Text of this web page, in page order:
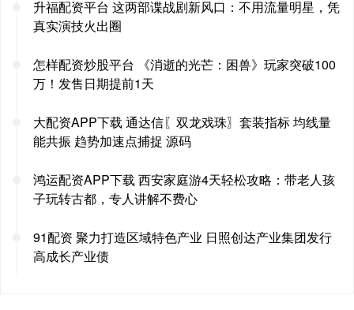
升福配资平台 这两部谍战剧新风口：不用流量明星，凭
真实演技火出圈
怎样配资炒股平台 《消逝的光芒：困兽》玩家突破100
万！发售日期提前1天
大配资APP下载 通达信〖双龙戏珠〗套装指标 均线量
能共振 趋势加速点捕捉 源码
鸿运配资APP下载 西安家庭游4天轻松攻略：带老人孩
子玩转古都，专人讲解不费心
91配资 聚力打造区域特色产业 日照创达产业集团发行
高成长产业债